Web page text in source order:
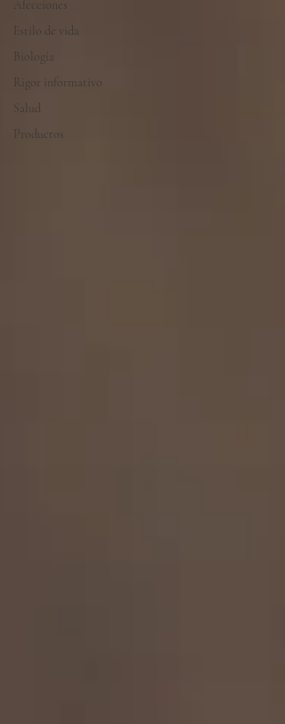
Afecciones
Estilo de vida
Biología
Rigor informativo
Salud
Productos